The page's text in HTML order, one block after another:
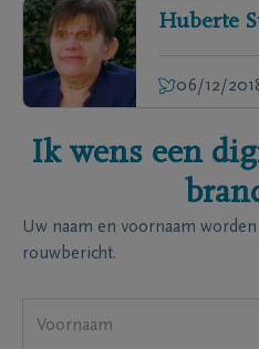
Huberte
06/12/
Ik wens een
Uw naam en voornaam
rouwbericht.